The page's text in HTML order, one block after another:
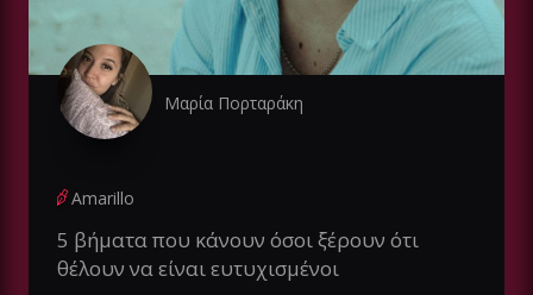
Μαρία Πορταράκη
Amarillo
5 βήματα που κάνουν όσοι ξέρουν ότι
θέλουν να είναι ευτυχισμένοι